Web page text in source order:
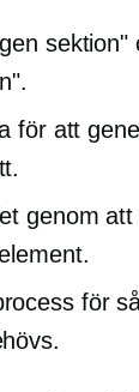
sektion"
för att
genom
för